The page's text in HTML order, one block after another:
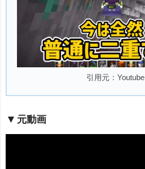
引用元：Youtube
元動画